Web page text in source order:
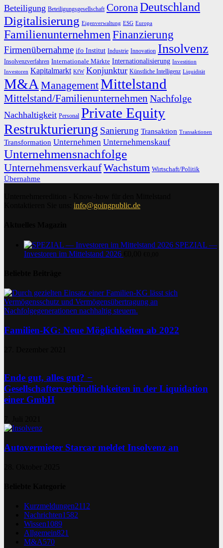
Beteiligung Beteiligungsgesellschaft CoronaDeutschland
Digitalisierung Eigenverwaltung ESG Europa
Familienunternehmen Finanzierung
Firmenübernahme ifo Institut Industrie Innovation Insolvenz
Insolvenzverfahren Internationale Märkte Internationalisierung Investition
Investoren Kapitalmarkt KfW Konjunktur Künstliche Intelligenz Liquidität
M&A ManagementMittelstand
Mittelstand/Familienunternehmen Nachfolge
Nachhaltigkeit Personal Private Equity
Restrukturierung Sanierung Transaktion Transaktionen
Transformation Unternehmen Unternehmenskauf
Unternehmensnachfolge
UnternehmensverkaufWachstum Wirtschaft/Politik
Übernahme
info@goingpublic.de
SPEZIAL —
Investoren im Mittelstand 2026
Familien-KG: Neue Möglichkeiten ab 2022
Ende gut, alles gut? −
Gesellschafterverbindlichkeiten in der Liquidation
einer GmbH
Autovermieter Starcar meldet Insolvenz an
Kurzmeldungen2112
Nachrichten1582
Wissen1089
Allgemein821
M&A570